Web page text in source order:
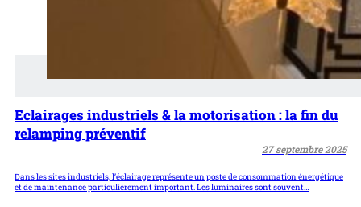
Eclairages industriels & la motorisation : la fin du
relamping préventif
27 septembre 2025
Dans les sites industriels, l’éclairage représente un poste de consommation énergétique
et de maintenance particulièrement important. Les luminaires sont souvent…